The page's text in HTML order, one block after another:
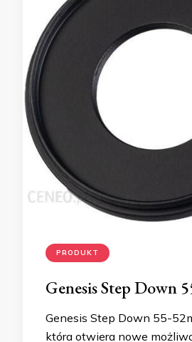
PRODUKT
Genesis Step Down
Genesis Step Down 55-
która otwiera nowe